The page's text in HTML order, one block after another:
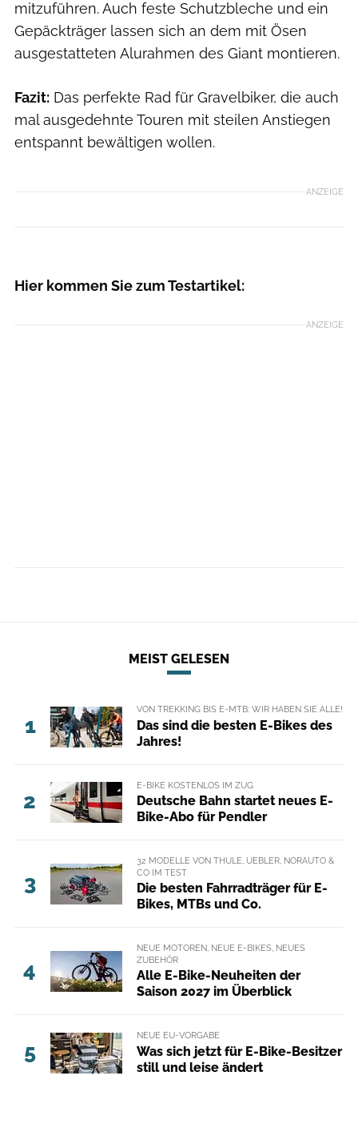
mitzuführen. Auch feste Schutzbleche und ein
Gepäckträger lassen sich an dem mit Ösen
ausgestatteten Alurahmen des Giant montieren.
Fazit: Das perfekte Rad für Gravelbiker, die auch
mal ausgedehnte Touren mit steilen Anstiegen
entspannt bewältigen wollen.
ANZEIGE
Hier kommen Sie zum Testartikel:
ANZEIGE
MEIST GELESEN
1
VON TREKKING BIS E-MTB: WIR HABEN SIE ALLE!
Das sind die besten E-Bikes des
Jahres!
2
E-BIKE KOSTENLOS IM ZUG
Deutsche Bahn startet neues E-
Bike-Abo für Pendler
3
32 MODELLE VON THULE, UEBLER, NORAUTO &
CO IM TEST
Die besten Fahrradträger für E-
Bikes, MTBs und Co.
4
NEUE MOTOREN, NEUE E-BIKES, NEUES
ZUBEHÖR
Alle E-Bike-Neuheiten der
Saison 2027 im Überblick
5
NEUE EU-VORGABE
Was sich jetzt für E-Bike-Besitzer
still und leise ändert